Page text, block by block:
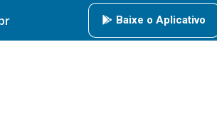
Baixe o Aplicativo
AMIGOS DA RÁDIO